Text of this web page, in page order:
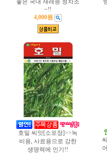
좋은 국내 재래종 청차조
~!!
4,000원
호밀 씨앗[소포장]>>녹
비용, 사료용으로 강한
생명력에 인기!!